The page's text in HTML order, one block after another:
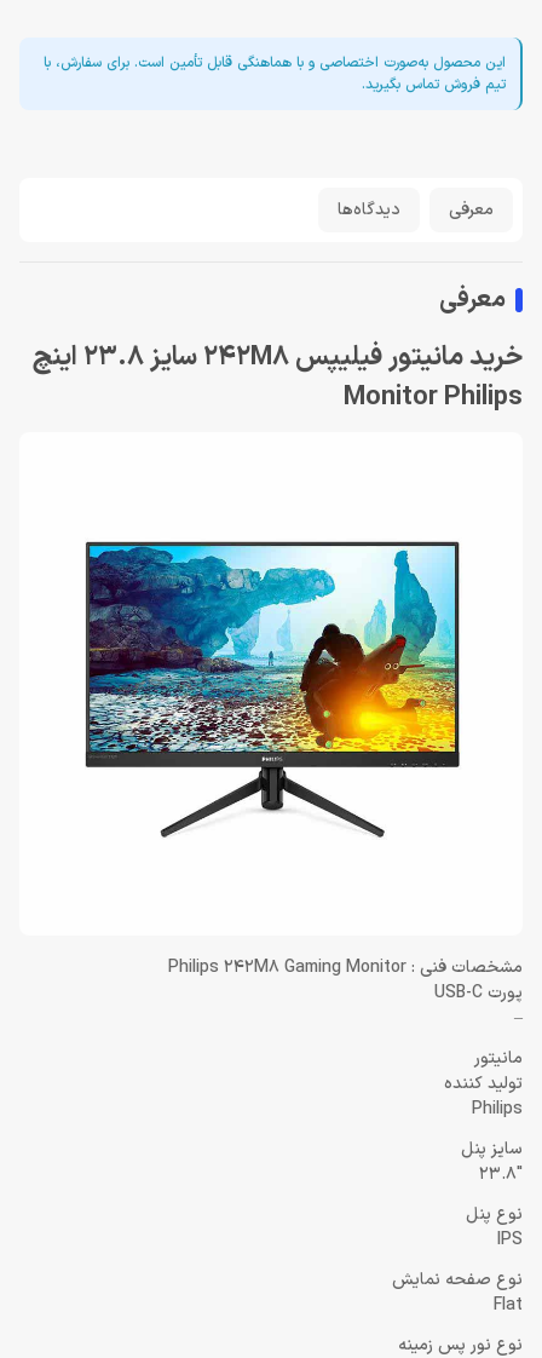
این محصول به‌صورت اختصاصی و با هماهنگی قابل تأمین است. برای سفارش، با
تیم فروش تماس بگیرید.
معرفی دیدگاه‌ها
معرفی
خرید مانیتور فیلیپس 242M8 سایز 23.8 اینچ
Monitor Philips
مشخصات فنی : Philips 242M8 Gaming Monitor
پورت USB-C
–
مانیتور
تولید کننده
Philips
سایز پنل
23.8″
نوع پنل
IPS
نوع صفحه نمایش
Flat
نوع نور پس زمینه